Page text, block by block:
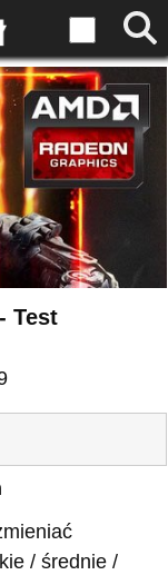
Test
/ średnie /